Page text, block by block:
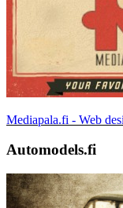
Mediapala.fi - Web
Automodels.fi